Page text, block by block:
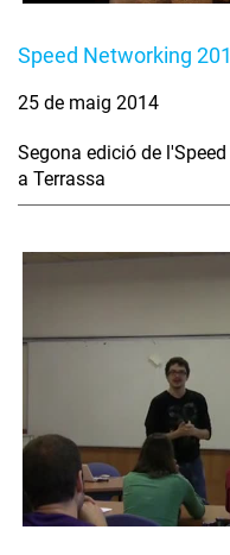
Speed Networking
25 de maig 2014
Segona edició de
a Terrassa